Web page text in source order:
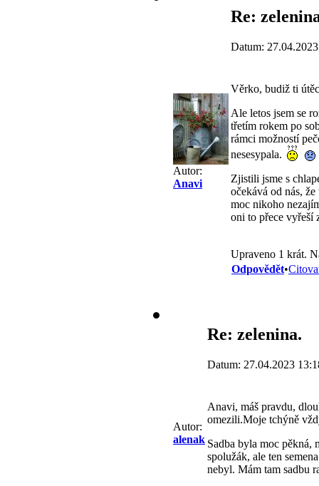
Autor:
Anavi
Re:
Datum:
Věrko, budiž ti
Ale letos jsem se
třetím rokem po
rámci možností
nesesypala.
Zjistili jsme s
očekává od nás,
moc nikoho
oni to přece vyřeší
Upraveno 1 krát.
Odpovědět•
Autor:
alenak
Re: zelenina.
Datum: 27.04.2023
Anavi, máš pravdu,
omezili.Moje tchýně
Sadba byla moc pěkná,
spolužák, ale ten
nebyl. Mám tam sadbu